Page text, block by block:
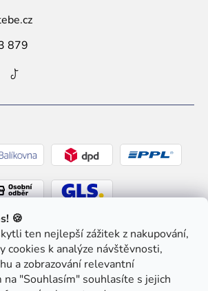
🍪
ten nejlepší zážitek z nakupování,
cookies k analýze návštěvnosti,
a zobrazování relevantní
"Souhlasím" souhlasíte s jejich
879